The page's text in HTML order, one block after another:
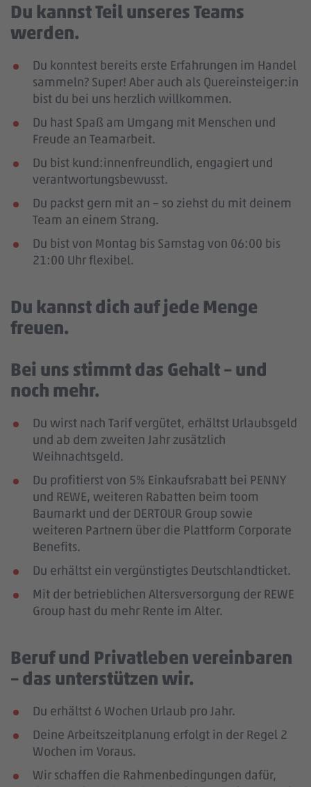
Du kannst Teil unseres Teams
werden.
Du konntest bereits erste Erfahrungen im Handel
sammeln? Super! Aber auch als Quereinsteiger:in
bist du bei uns herzlich willkommen.
Du hast Spaß am Umgang mit Menschen und
Freude an Teamarbeit.
Du bist kund:innenfreundlich, engagiert und
verantwortungsbewusst.
Du packst gern mit an – so ziehst du mit deinem
Team an einem Strang.
Du bist von Montag bis Samstag von 06:00 bis
21:00 Uhr flexibel.
Du kannst dich auf jede Menge
freuen.
Bei uns stimmt das Gehalt – und
noch mehr.
Du wirst nach Tarif vergütet, erhältst Urlaubsgeld
und ab dem zweiten Jahr zusätzlich
Weihnachtsgeld.
Du profitierst von 5% Einkaufsrabatt bei PENNY
und REWE, weiteren Rabatten beim toom
Baumarkt und der DERTOUR Group sowie
weiteren Partnern über die Plattform Corporate
Benefits.
Du erhältst ein vergünstigtes Deutschlandticket.
Mit der betrieblichen Altersversorgung der REWE
Group hast du mehr Rente im Alter.
Beruf und Privatleben vereinbaren
– das unterstützen wir.
Du erhältst 6 Wochen Urlaub pro Jahr.
Deine Arbeitszeitplanung erfolgt in der Regel 2
Wochen im Voraus.
Wir schaffen die Rahmenbedingungen dafür,